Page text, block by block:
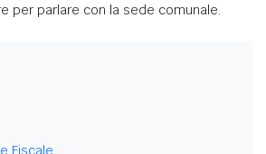
per parlare con la sede comunale.
Fiscale